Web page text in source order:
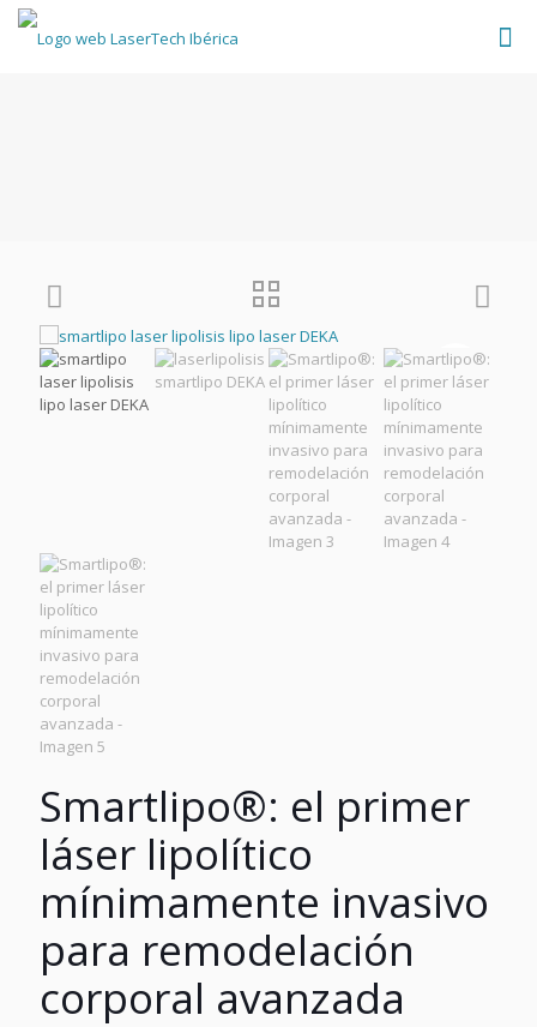
Smartlipo®: el primer
láser lipolítico
mínimamente invasivo
para remodelación
corporal avanzada